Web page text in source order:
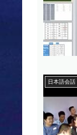
日本語会話